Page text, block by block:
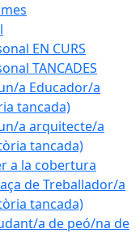
EN CURS
TANCADES
a Educador/a
tancada)
a arquitecte/a
tancada)
a la cobertura
de Treballador/a
tancada)
a de peó/na de